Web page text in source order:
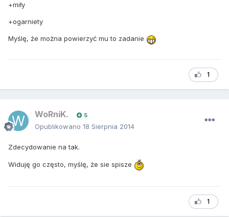
+miły
+ogarniety
Myślę, że można powierzyć mu to zadanie
1
WoRniK. 5
Opublikowano 18 Sierpnia 2014
Zdecydowanie na tak.
Widuję go często, myślę, że sie spisze
1